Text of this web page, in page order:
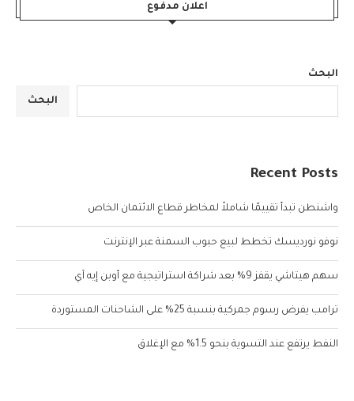
اعلان مدفوع
البحث
البحث
Recent Posts
واشنطن تبدأ تقييمًا شاملاً لمخاطر قطاع الائتمان الخاص
نوفو نورديسك تخطط لبيع حبوب السمنة عبر الإنترنت
سهم هيتاشي يقفز 9% بعد شراكة استراتيجية مع أوبن إيه آي
ترامب يفرض رسوم جمركية بنسبة 25% على الشاحنات المستوردة
النفط يرتفع عند التسوية بنحو 1.5% مع الإغلاق